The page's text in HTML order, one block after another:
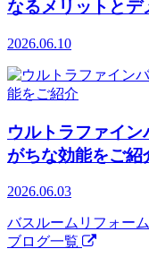
なるメリットとデ
2026.06.10
ウルトラファイ
がちな効能をご紹
2026.06.03
バスルームリフォーム
ブログ一覧